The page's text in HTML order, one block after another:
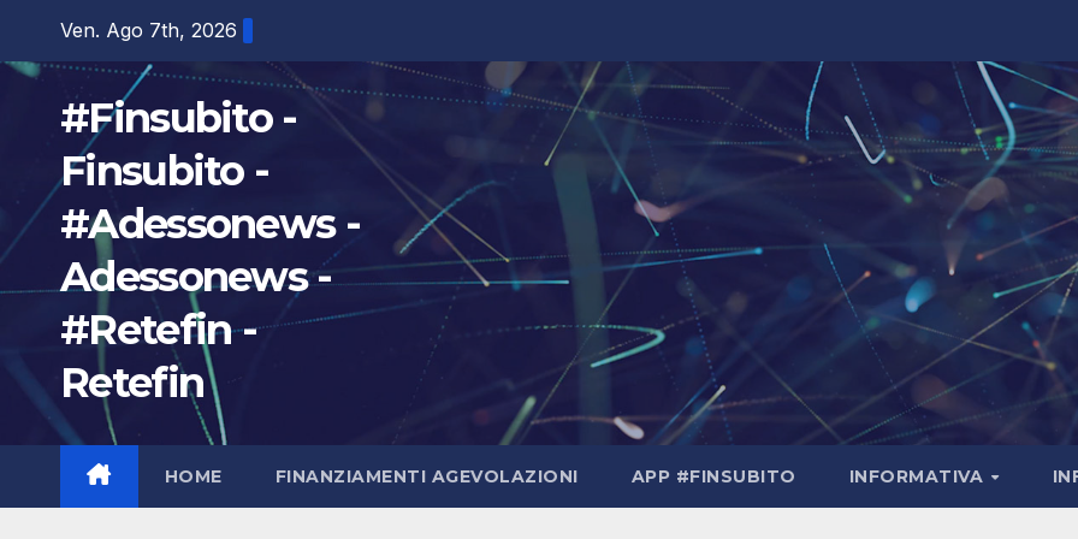
Ven. Ago 7th, 2026
#Finsubito -
Finsubito -
#Adessonews -
Adessonews -
#Retefin -
Retefin
HOME FINANZIAMENTI AGEVOLAZIONI APP #FINSUBITO INFORMATIVA